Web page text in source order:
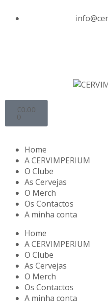
€0.00
0
Home
A CERVIMPERIUM
O Clube
As Cervejas
O Merch
Os Contactos
A minha conta
Home
A CERVIMPERIUM
O Clube
As Cervejas
O Merch
Os Contactos
A minha conta